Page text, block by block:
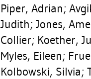
Piper, Adrian;
Judith; Jones,
Collier; Koether,
Myles, Eileen;
Kolbowski, Silvia;